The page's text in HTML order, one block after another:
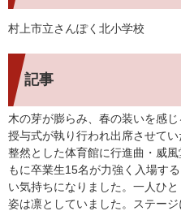
村上市立さんぽく北小学校
記事
木の芽が膨らみ、春の装いを感
授与式が執り行われ出席させてい
整然とした体育館に行進曲・威
もに卒業生15名が力強く入場す
い気持ちになりました。一人ひ
姿は凛としていました。ステー